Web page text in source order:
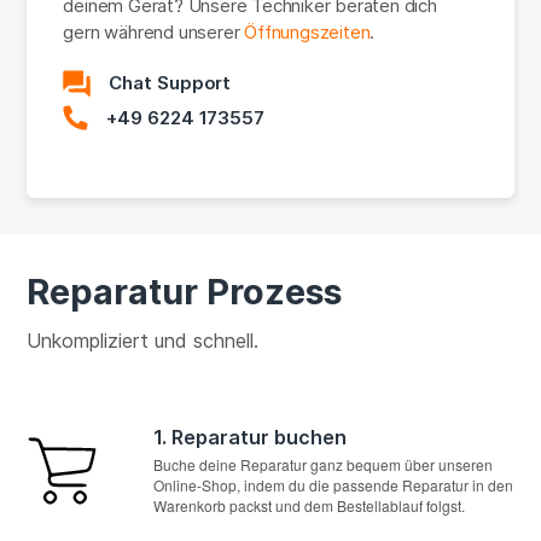
deinem Gerät? Unsere Techniker beraten dich
gern während unsererÖffnungszeiten.
Chat Support
+49 6224 173557
Reparatur Prozess
Unkompliziert und schnell.
1. Reparatur buchen
Buche deine Reparatur ganz bequem über unseren
Online-Shop, indem du die passende Reparatur in den
Warenkorb packst und dem Bestellablauf folgst.